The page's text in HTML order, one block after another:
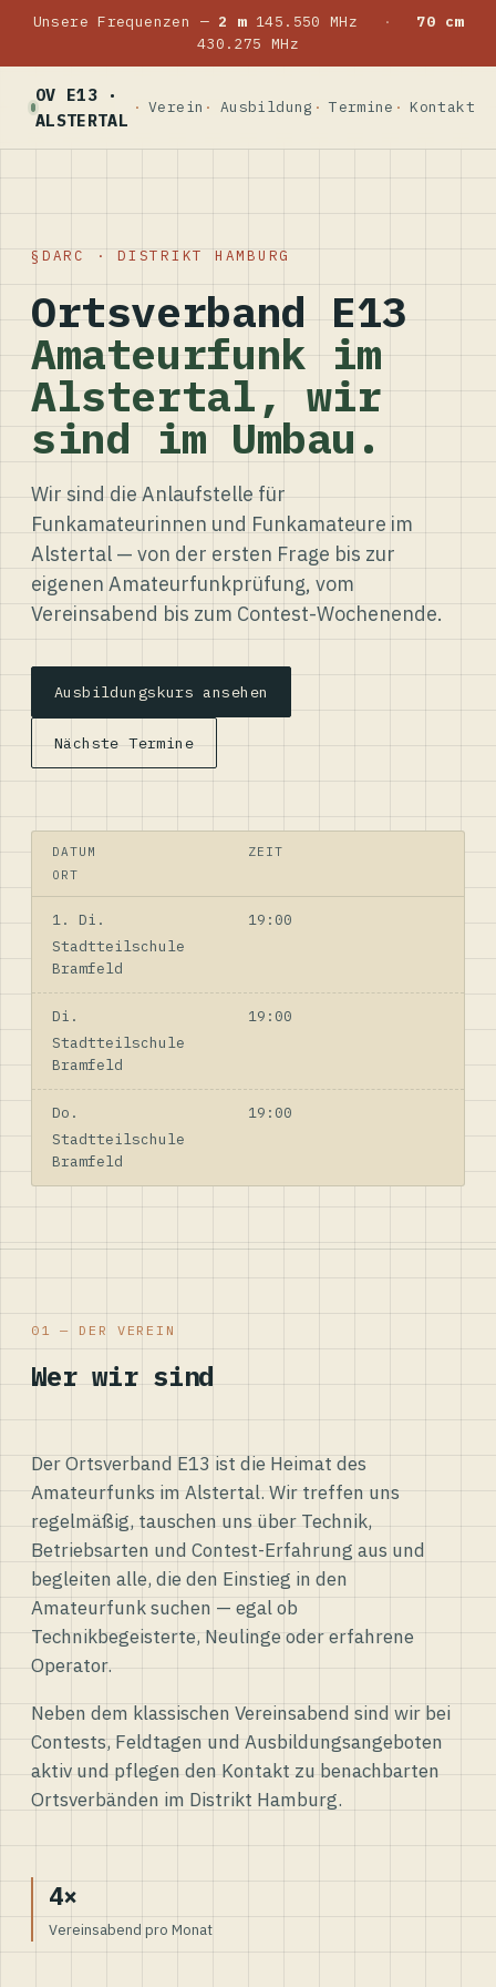
Unsere Frequenzen — 2 m145.550 MHz ·
70 cm
430.275 MHz
OV E13 ·
ALSTERTAL
Verein Ausbildung Termine Kontakt
DARC · DISTRIKT HAMBURG
Ortsverband E13
Amateurfunk im
Alstertal, wir
sind im Umbau.
Wir sind die Anlaufstelle für
Funkamateurinnen und Funkamateure im
Alstertal — von der ersten Frage bis zur
eigenen Amateurfunkprüfung, vom
Vereinsabend bis zum Contest-Wochenende.
Ausbildungskurs ansehen
Nächste Termine
DATUM
ZEIT
ORT
1. Di.
19:00
Stadtteilschule
Bramfeld
Di.
19:00
Stadtteilschule
Bramfeld
Do.
19:00
Stadtteilschule
Bramfeld
01 — DER VEREIN
Wer wir sind
Der Ortsverband E13 ist die Heimat des
Amateurfunks im Alstertal. Wir treffen uns
regelmäßig, tauschen uns über Technik,
Betriebsarten und Contest-Erfahrung aus und
begleiten alle, die den Einstieg in den
Amateurfunk suchen — egal ob
Technikbegeisterte, Neulinge oder erfahrene
Operator.
Neben dem klassischen Vereinsabend sind wir bei
Contests, Feldtagen und Ausbildungsangeboten
aktiv und pflegen den Kontakt zu benachbarten
Ortsverbänden im Distrikt Hamburg.
4×
Vereinsabend pro Monat